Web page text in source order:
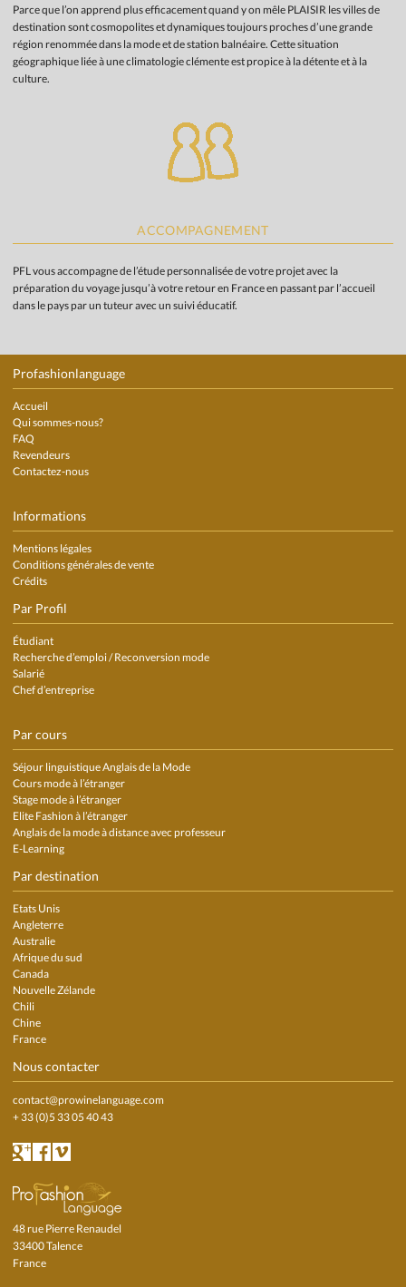
Parce que l’on apprend plus efficacement quand y on mêle PLAISIR les villes de
destination sont cosmopolites et dynamiques toujours proches d’une grande
région renommée dans la mode et de station balnéaire. Cette situation
géographique liée à une climatologie clémente est propice à la détente et à la
culture.
ACCOMPAGNEMENT
PFL vous accompagne de l’étude personnalisée de votre projet avec la
préparation du voyage jusqu’à votre retour en France en passant par l’accueil
dans le pays par un tuteur avec un suivi éducatif.
Profashionlanguage
Accueil
Qui sommes-nous?
FAQ
Revendeurs
Contactez-nous
Informations
Mentions légales
Conditions générales de vente
Crédits
Par Profil
Étudiant
Recherche d’emploi / Reconversion mode
Salarié
Chef d’entreprise
Par cours
Séjour linguistique Anglais de la Mode
Cours mode à l’étranger
Stage mode à l’étranger
Elite Fashion à l’étranger
Anglais de la mode à distance avec professeur
E-Learning
Par destination
Etats Unis
Angleterre
Australie
Afrique du sud
Canada
Nouvelle Zélande
Chili
Chine
France
Nous contacter
contact@prowinelanguage.com
+ 33 (0)5 33 05 40 43
48 rue Pierre Renaudel
33400 Talence
France